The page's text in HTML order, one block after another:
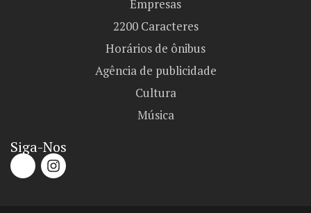
Empresas
2200 Caracteres
Horários de ônibus
Agência de publicidade
Cultura
Música
Siga-Nos